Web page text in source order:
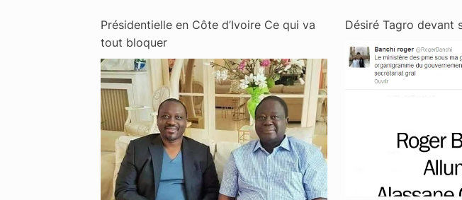
Présidentielle en Côte d’Ivoire Ce qui va
tout bloquer
Désiré Tagro devant